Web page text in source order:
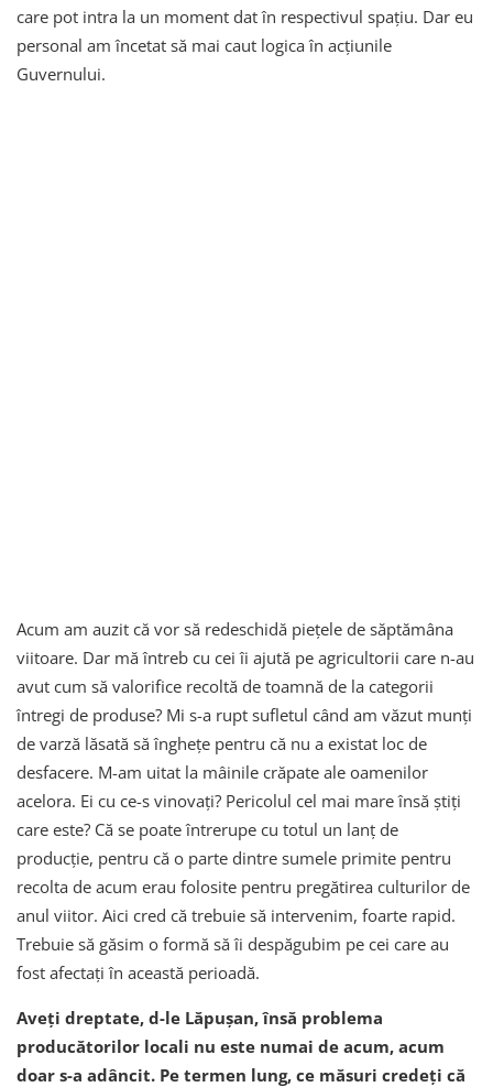
care pot intra la un moment dat în respectivul spațiu. Dar eu
personal am încetat să mai caut logica în acțiunile
Guvernului.
Acum am auzit că vor să redeschidă piețele de săptămâna
viitoare. Dar mă întreb cu cei îi ajută pe agricultorii care n-au
avut cum să valorifice recoltă de toamnă de la categorii
întregi de produse? Mi s-a rupt sufletul când am văzut munți
de varză lăsată să înghețe pentru că nu a existat loc de
desfacere. M-am uitat la mâinile crăpate ale oamenilor
acelora. Ei cu ce-s vinovați? Pericolul cel mai mare însă știți
care este? Că se poate întrerupe cu totul un lanț de
producție, pentru că o parte dintre sumele primite pentru
recolta de acum erau folosite pentru pregătirea culturilor de
anul viitor. Aici cred că trebuie să intervenim, foarte rapid.
Trebuie să găsim o formă să îi despăgubim pe cei care au
fost afectați în această perioadă.
Aveți dreptate, d-le Lăpușan, însă problema
producătorilor locali nu este numai de acum, acum
doar s-a adâncit. Pe termen lung, ce măsuri credeți că